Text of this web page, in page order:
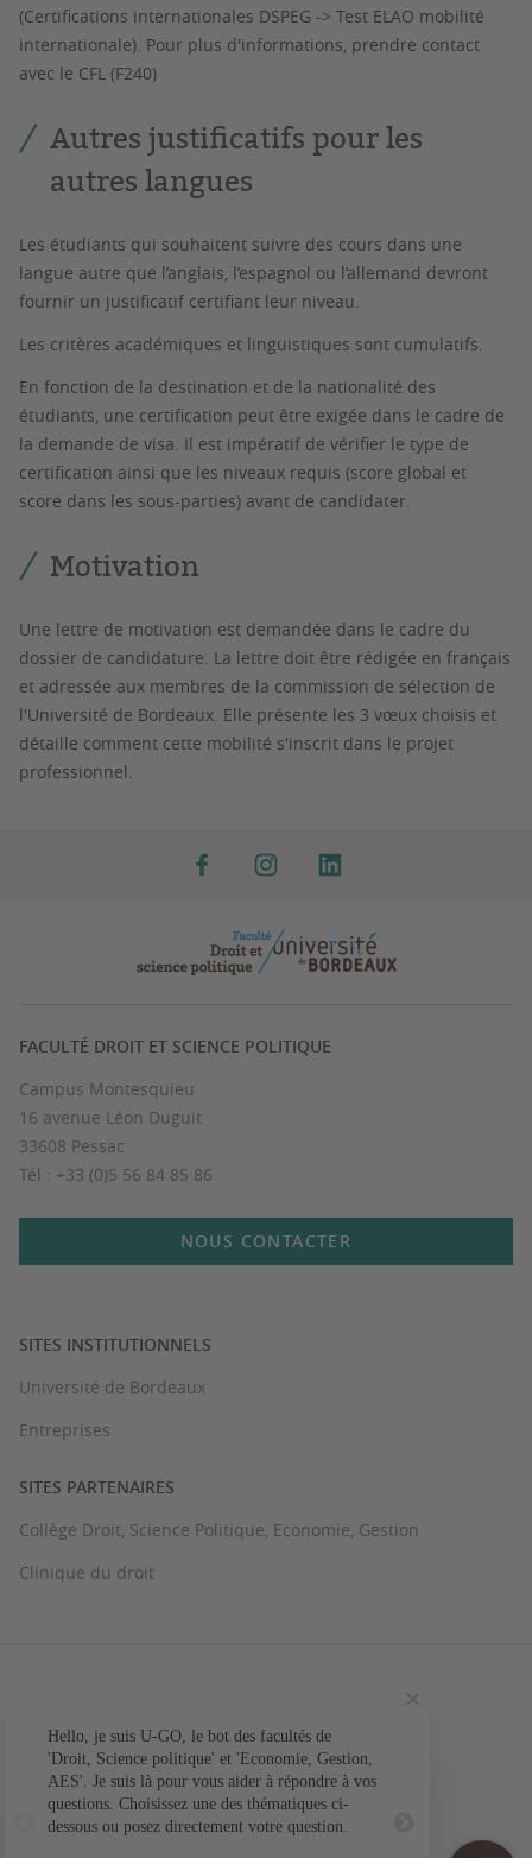
(Certifications internationales DSPEG -> Test ELAO mobilité
internationale). Pour plus d'informations, prendre contact
avec le CFL (F240)
Autres justificatifs pour les
autres langues
Les étudiants qui souhaitent suivre des cours dans une
langue autre que l’anglais, l’espagnol ou l’allemand devront
fournir un justificatif certifiant leur niveau.
Les critères académiques et linguistiques sont cumulatifs.
En fonction de la destination et de la nationalité des
étudiants, une certification peut être exigée dans le cadre de
la demande de visa. Il est impératif de vérifier le type de
certification ainsi que les niveaux requis (score global et
score dans les sous-parties) avant de candidater.
Motivation
Une lettre de motivation est demandée dans le cadre du
dossier de candidature. La lettre doit être rédigée en français
et adressée aux membres de la commission de sélection de
l'Université de Bordeaux. Elle présente les 3 vœux choisis et
détaille comment cette mobilité s'inscrit dans le projet
professionnel.
FACULTÉ DROIT ET SCIENCE POLITIQUE
Campus Montesquieu
16 avenue Léon Duguit
33608 Pessac
Tél : +33 (0)5 56 84 85 86
NOUS CONTACTER
SITES INSTITUTIONNELS
Université de Bordeaux
Entreprises
SITES PARTENAIRES
Collège Droit, Science Politique, Economie, Gestion
Clinique du droit
MENTIONS LÉGALES
ACCESSIBILITÉ : NON CONFORME
GESTION DES COOKIES
Hello, je suis U-GO, le bot des facultés de
'Droit, Science politique' et 'Economie, Gestion,
AES'. Je suis là pour vous aider à répondre à vos
questions. Choisissez une des thématiques ci-
dessous ou posez directement votre question.